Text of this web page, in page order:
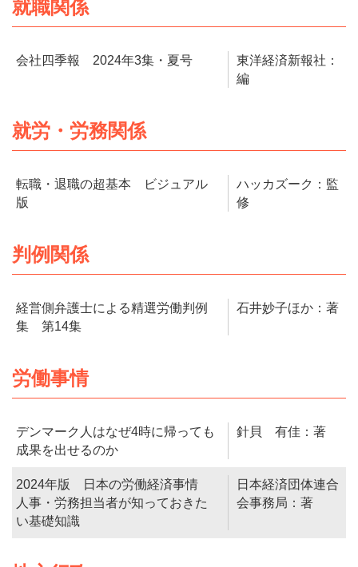
就職関係
会社四季報 2024年3集・夏号
東洋経済新報社：
編
就労・労務関係
転職・退職の超基本 ビジュアル
版
ハッカズーク：監
修
判例関係
経営側弁護士による精選労働判例
集 第14集
石井妙子ほか：著
労働事情
デンマーク人はなぜ4時に帰っても
成果を出せるのか
針貝 有佳：著
2024年版 日本の労働経済事情
人事・労務担当者が知っておきた
い基礎知識
日本経済団体連合
会事務局：著